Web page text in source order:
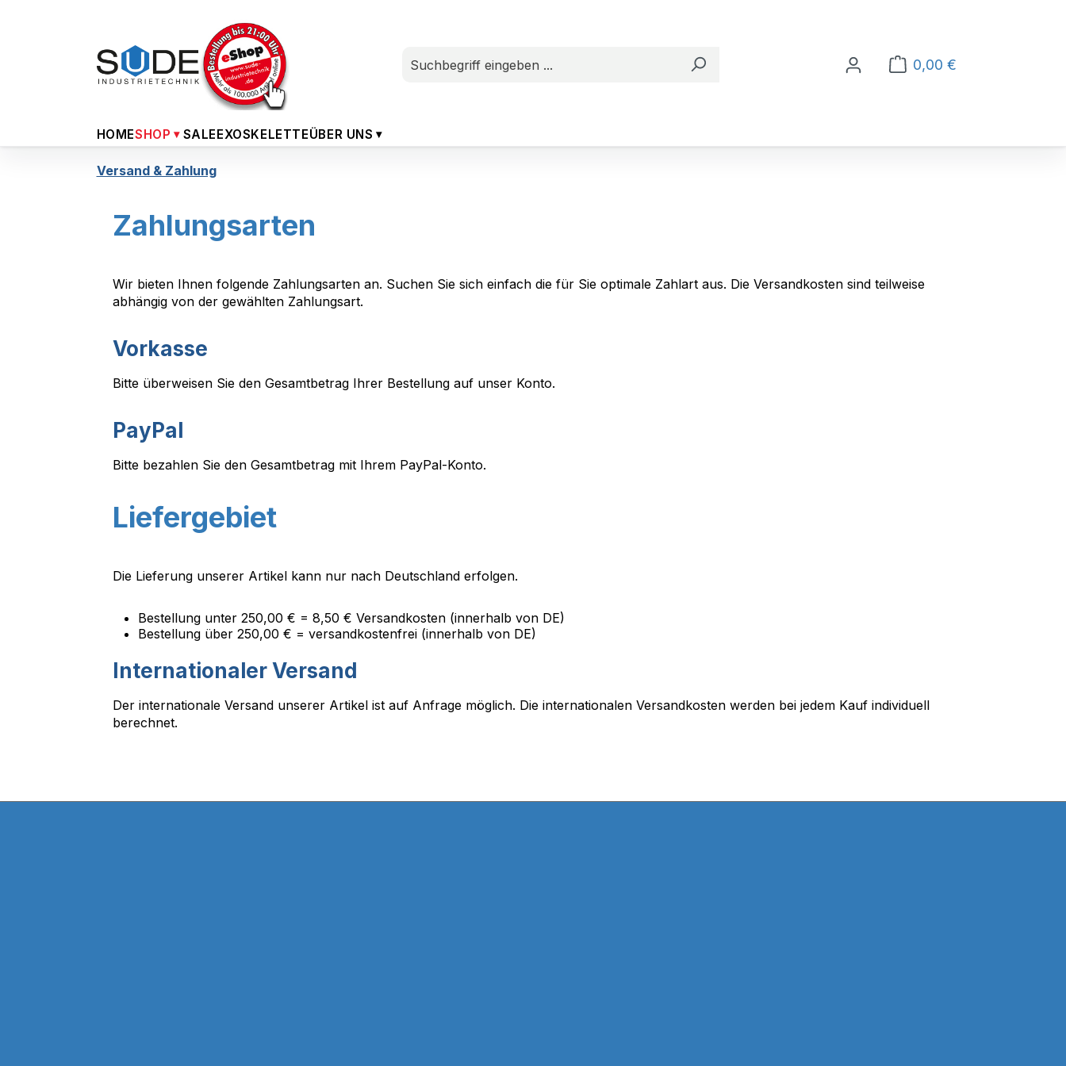
0,00 €
Warenkorb enthält 0
HOMESHOP SALEEXOSKELETTEÜBER UNS
Versand & Zahlung
Zahlungsarten
Wir bieten Ihnen folgende Zahlungsarten an. Suchen Sie sich einfach die für Sie optimale Zahlart aus. Die Versandkosten sind teilweise
abhängig von der gewählten Zahlungsart.
Vorkasse
Bitte überweisen Sie den Gesamtbetrag Ihrer Bestellung auf unser Konto.
PayPal
Bitte bezahlen Sie den Gesamtbetrag mit Ihrem PayPal-Konto.
Liefergebiet
Die Lieferung unserer Artikel kann nur nach Deutschland erfolgen.
Bestellung unter 250,00 € = 8,50 € Versandkosten (innerhalb von DE)
Bestellung über 250,00 € = versandkostenfrei (innerhalb von DE)
Internationaler Versand
Der internationale Versand unserer Artikel ist auf Anfrage möglich. Die internationalen Versandkosten werden bei jedem Kauf individuell
berechnet.